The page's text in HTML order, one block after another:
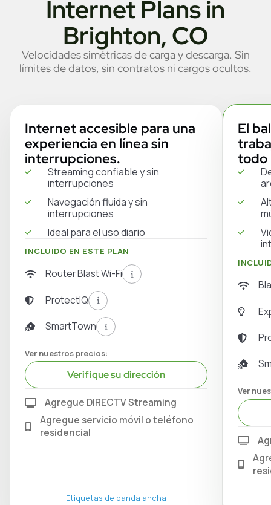
Internet Plans in
Brighton, CO
Velocidades simétricas de carga y descarga. Sin
límites de datos, sin contratos ni cargos ocultos.
Internet accesible para una
experiencia en línea sin
interrupciones.
Ver nuestros precios:
Verifique su dirección
Streaming confiable y sin
interrupciones
Navegación fluida y sin
interrupciones
Ideal para el uso diario
INCLUIDO EN ESTE PLAN
Router Blast Wi-Fi
ProtectIQ
SmartTown
Agregue DIRECTV Streaming
Agregue servicio móvil o teléfono
residencial
Etiquetas de banda ancha
El
todo
Ver